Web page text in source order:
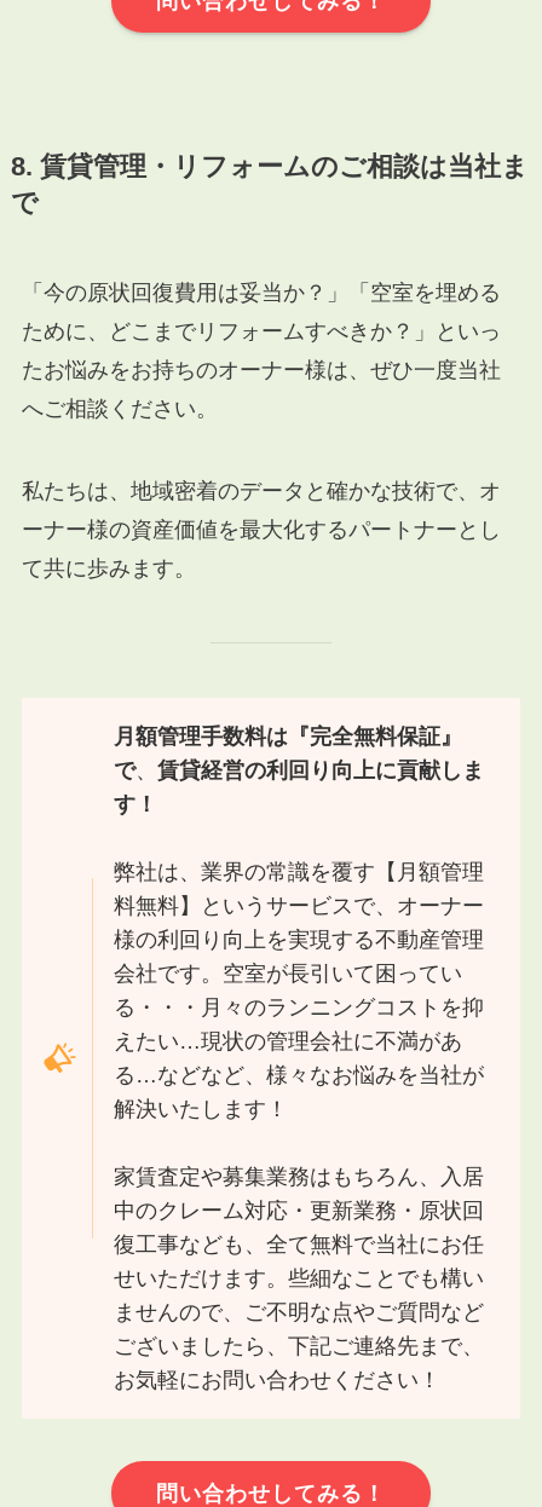
8. 賃貸管理・リフォームのご相談は当社ま
で
「今の原状回復費用は妥当か？」「空室を埋める
ために、どこまでリフォームすべきか？」といっ
たお悩みをお持ちのオーナー様は、ぜひ一度当社
へご相談ください。
私たちは、地域密着のデータと確かな技術で、オ
ーナー様の資産価値を最大化するパートナーとし
て共に歩みます。
月額管理手数料は『完全無料保証』
で、賃貸経営の利回り向上に貢献しま
す！
弊社は、業界の常識を覆す【月額管理
料無料】というサービスで、オーナー
様の利回り向上を実現する不動産管理
会社です。空室が長引いて困ってい
る・・・月々のランニングコストを抑
えたい…現状の管理会社に不満があ
る…などなど、様々なお悩みを当社が
解決いたします！
家賃査定や募集業務はもちろん、入居
中のクレーム対応・更新業務・原状回
復工事なども、全て無料で当社にお任
せいただけます。些細なことでも構い
ませんので、ご不明な点やご質問など
ございましたら、下記ご連絡先まで、
お気軽にお問い合わせください！
問い合わせしてみる！